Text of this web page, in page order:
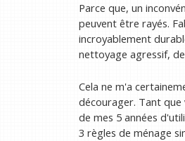
Parce que, un
peuvent être rayés.
incroyablement
nettoyage agressif,
Cela ne m'a
décourager. Tant que
de mes 5 années
3 règles de ménage